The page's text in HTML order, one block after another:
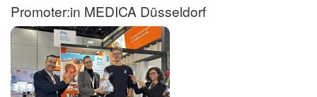
Promoter:in MEDICA Düsseldorf